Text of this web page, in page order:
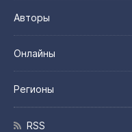
Авторы
Онлайны
Регионы
RSS